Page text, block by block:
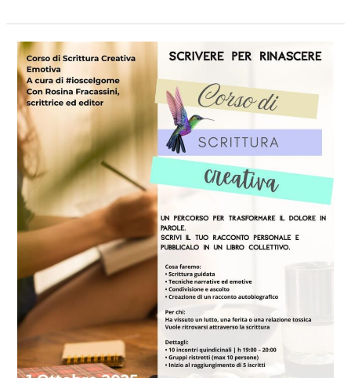
Corso
di
scrittura
creativa
“Scrivere
per
rinascere”